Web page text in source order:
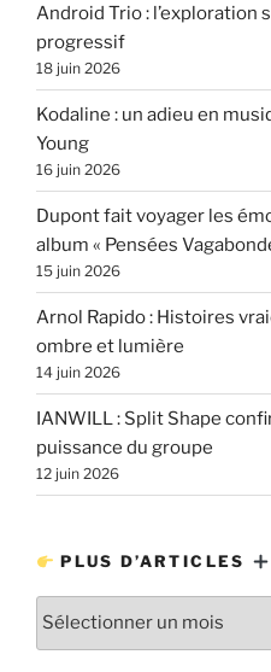
Android Trio : l’exploration
progressif
18 juin 2026
Kodaline : un adieu en
Young
16 juin 2026
Dupont fait voyager les
album « Pensées
15 juin 2026
Arnol Rapido : Histoires
ombre et lumière
14 juin 2026
IANWILL : Split Shape
puissance du groupe
12 juin 2026
PLUS D’ARTICLES